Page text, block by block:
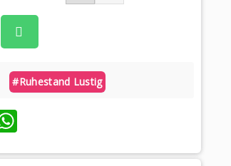
#ruhestand Lustig